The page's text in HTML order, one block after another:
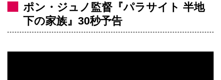
ポン・ジュノ監督『パラサイト 半地
下の家族』30秒予告